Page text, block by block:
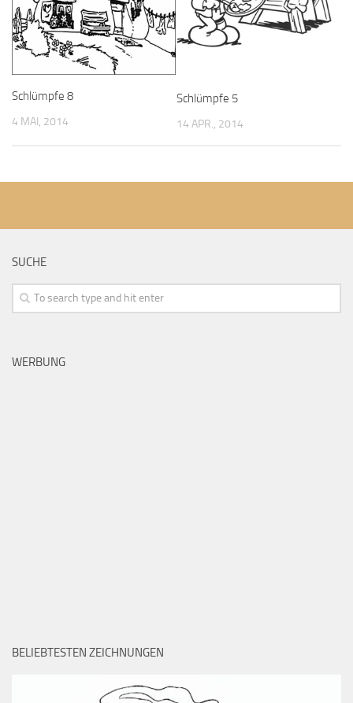
Schlümpfe 8
4 MAI, 2014
Schlümpfe 5
14 APR., 2014
SUCHE
WERBUNG
BELIEBTESTEN ZEICHNUNGEN